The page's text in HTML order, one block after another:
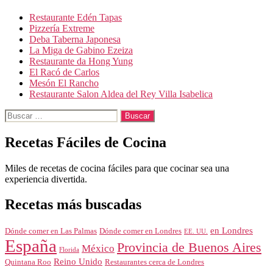
Restaurante Edén Tapas
Pizzería Extreme
Deba Taberna Japonesa
La Miga de Gabino Ezeiza
Restaurante da Hong Yung
El Racó de Carlos
Mesón El Rancho
Restaurante Salon Aldea del Rey Villa Isabelica
Buscar:
Recetas Fáciles de Cocina
Miles de recetas de cocina fáciles para que cocinar sea una
experiencia divertida.
Recetas más buscadas
Dónde comer en Las Palmas Dónde comer en Londres EE. UU. en Londres
España Florida México Provincia de Buenos Aires
Quintana Roo Reino Unido Restaurantes cerca de Londres